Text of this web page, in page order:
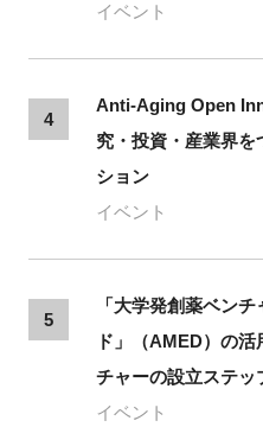
イベント
4
Anti-Aging Open
究・投資・産業界
ション
イベント
5
「大学発創薬ベン
ド」（AMED）の
チャーの設立ステッ
イベント